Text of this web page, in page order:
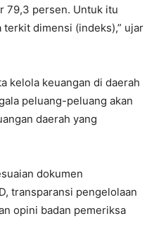
79,3 persen. Untuk itu
dimensi (indeks),” ujar
kelola keuangan di daerah
peluang-peluang akan
daerah yang
dokumen
transparansi pengelolaan
opini badan pemeriksa